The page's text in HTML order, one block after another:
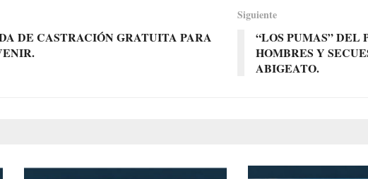
DE CASTRACIÓN GRATUITA PARA
Siguiente
“LOS PUMAS” DEL
HOMBRES Y
ABIGEATO.